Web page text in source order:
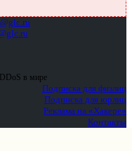
в мире
Подписка для физлиц
Подписка для юрлиц
Реклама на «Хакере»
Контакты